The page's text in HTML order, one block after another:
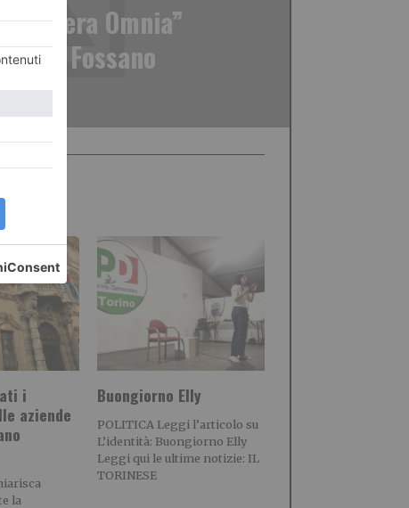
Opera Omnia”
a Fossano
i
aziende
la
Buongiorno Elly
POLITICA Leggi l’articolo su
L’identità: Buongiorno Elly
Leggi qui le ultime notizie: IL
TORINESE